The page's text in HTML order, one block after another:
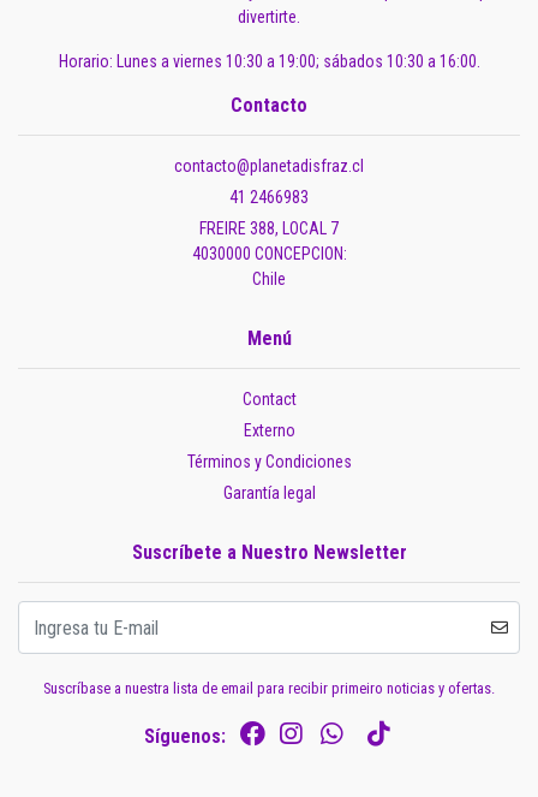
divertirte.
Horario: Lunes a viernes 10:30 a 19:00; sábados 10:30 a 16:00.
Contacto
contacto@planetadisfraz.cl
41 2466983
FREIRE 388, LOCAL 7
4030000 CONCEPCION:
Chile
Menú
Contact
Externo
Términos y Condiciones
Garantía legal
Suscríbete a Nuestro Newsletter
Suscríbase a nuestra lista de email para recibir primeiro noticias y ofertas.
Síguenos: